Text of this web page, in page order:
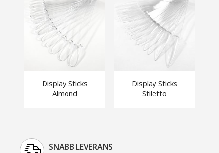
Display Sticks
Almond
Display Sticks
Stiletto
SNABB LEVERANS